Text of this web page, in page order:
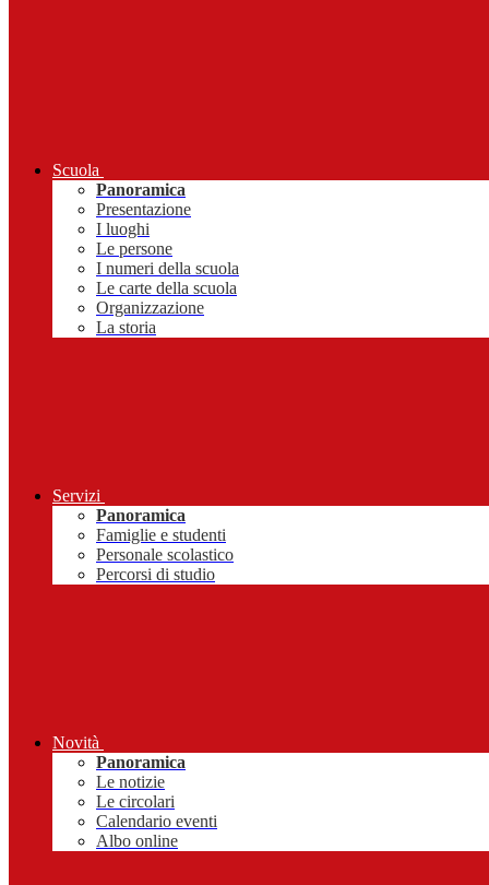
Scuola
Panoramica
Presentazione
I luoghi
Le persone
I numeri della scuola
Le carte della scuola
Organizzazione
La storia
Servizi
Panoramica
Famiglie e studenti
Personale scolastico
Percorsi di studio
Novità
Panoramica
Le notizie
Le circolari
Calendario eventi
Albo online